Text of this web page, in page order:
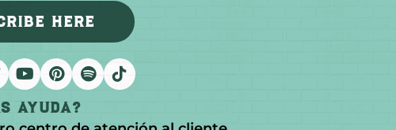
HERE
Ayuda?